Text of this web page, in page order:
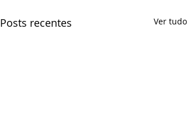
Posts recentes Ver tudo